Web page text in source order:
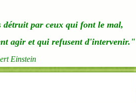
détruit par ceux qui font le mal,
agir et qui refusent d'intervenir."
Einstein